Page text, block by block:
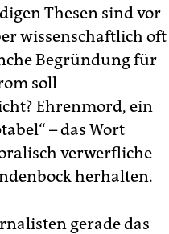
Thesen sind vor
wissenschaftlich oft
Begründung für
soll
Ehrenmord, ein
– das Wort
verwerfliche
herhalten.
gerade das